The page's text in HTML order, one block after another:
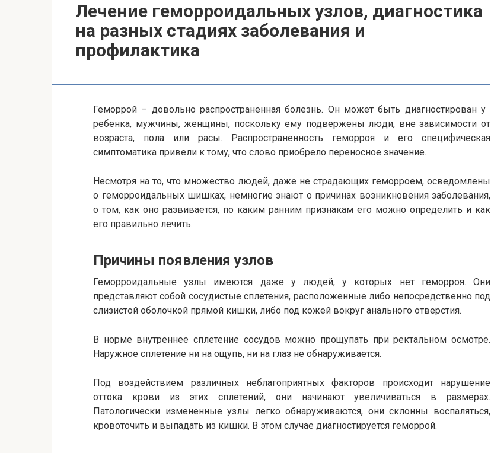
Лечение геморроидальных узлов, диагностика
на разных стадиях заболевания и
профилактика
Геморрой – довольно распространенная болезнь. Он может быть диагностирован у
ребенка, мужчины, женщины, поскольку ему подвержены люди, вне зависимости от
возраста, пола или расы. Распространенность геморроя и его специфическая
симптоматика привели к тому, что слово приобрело переносное значение.
Несмотря на то, что множество людей, даже не страдающих геморроем, осведомлены
о геморроидальных шишках, немногие знают о причинах возникновения заболевания,
о том, как оно развивается, по каким ранним признакам его можно определить и как
его правильно лечить.
Причины появления узлов
Геморроидальные узлы имеются даже у людей, у которых нет геморроя. Они
представляют собой сосудистые сплетения, расположенные либо непосредственно под
слизистой оболочкой прямой кишки, либо под кожей вокруг анального отверстия.
В норме внутреннее сплетение сосудов можно прощупать при ректальном осмотре.
Наружное сплетение ни на ощупь, ни на глаз не обнаруживается.
Под воздействием различных неблагоприятных факторов происходит нарушение
оттока крови из этих сплетений, они начинают увеличиваться в размерах.
Патологически измененные узлы легко обнаруживаются, они склонны воспаляться,
кровоточить и выпадать из кишки. В этом случае диагностируется геморрой.